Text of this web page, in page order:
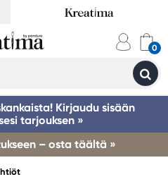
Kirjaudu sisään
tarjouksen »
– osta täältä »